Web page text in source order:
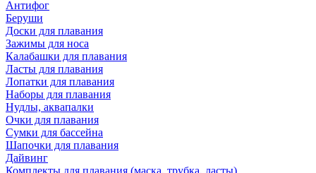
Антифог
Беруши
Доски для плавания
Зажимы для носа
Калабашки для плавания
Ласты для плавания
Лопатки для плавания
Наборы для плавания
Нудлы, аквапалки
Очки для плавания
Сумки для бассейна
Шапочки для плавания
Дайвинг
Комплекты для плавания (маска, трубка, ласты)